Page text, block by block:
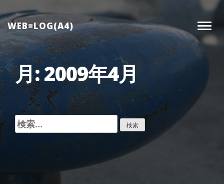
to
content
WEB=LOG(A4)
月:2009年4月
検
索: